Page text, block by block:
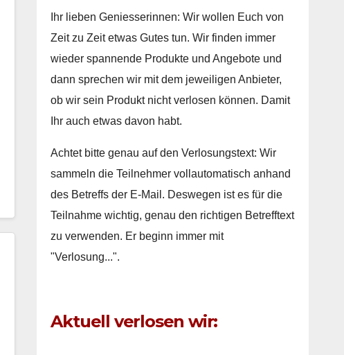
Ihr lieben Geniesserinnen: Wir wollen Euch von
Zeit zu Zeit etwas Gutes tun. Wir finden immer
wieder spannende Produkte und Angebote und
dann sprechen wir mit dem jeweiligen Anbieter,
ob wir sein Produkt nicht verlosen können. Damit
Ihr auch etwas davon habt.
Achtet bitte genau auf den Verlosungstext: Wir
sammeln die Teilnehmer vollautomatisch anhand
des Betreffs der E-Mail. Deswegen ist es für die
Teilnahme wichtig, genau den richtigen Betrefftext
zu verwenden. Er beginn immer mit
"Verlosung...".
Aktuell verlosen wir: